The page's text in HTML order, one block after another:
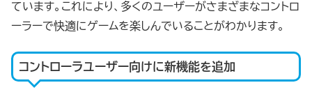
ています。これにより、多くのユーザーがさまざまなコントロ
ーラーで快適にゲームを楽しんでいることがわかります。
コントローラユーザー向けに新機能を追加